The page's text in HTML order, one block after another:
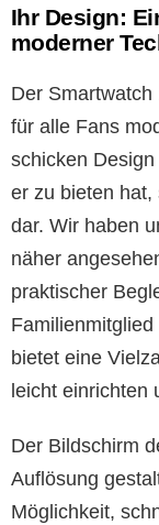
Ihr Design:
moderner
Der Smartwatch
für alle Fans
schicken
er zu bieten hat,
dar. Wir haben
näher
praktischer
Familienmitglied
bietet eine
leicht einrichten
Der Bildschirm
Auflösung
Möglichkeit,